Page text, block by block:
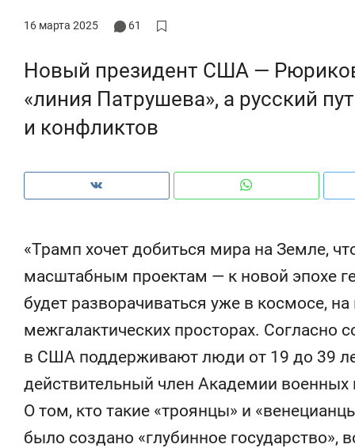
16 марта 2025 61
Новый президент США —
«линия Патрушева», а русский
и конфликтов
«Трамп хочет добиться мира на Земле,
масштабным проектам — к новой эпохе
будет разворачиваться уже в космосе,
межгалактических просторах. Согласно
в США поддерживают люди от 19 до 39
действительный член Академии военных
О том, кто такие «троянцы» и
было создано «глубинное государство»,
Анастасия Иванова,
«Гуксуми»: «Наша задача –
стать местом встречи всех
фанатов Азии»
когда
свою
стрессом»